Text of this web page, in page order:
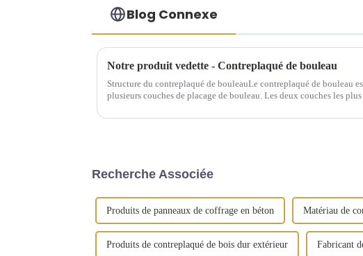
Blog Connexe
Notre produit vedette - Contreplaqué de bouleau
Structure du contreplaqué de bouleauLe contreplaqué de bouleau
plusieurs couches de placage de bouleau. Les deux couches les plus
Recherche Associée
Produits de panneaux de coffrage en béton Matériau de
Produits de contreplaqué de bois dur extérieur Fabricant